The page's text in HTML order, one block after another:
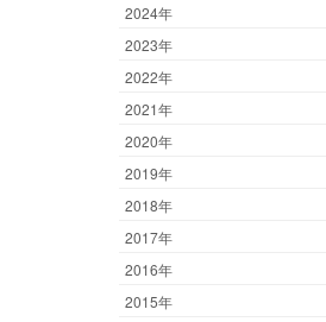
2024年
2023年
2022年
2021年
2020年
2019年
2018年
2017年
2016年
2015年